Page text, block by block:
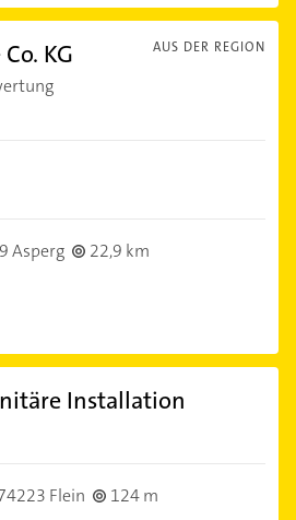
AUS DER REGION
KG
Asperg
22,9 km
Installation
Flein
124 m